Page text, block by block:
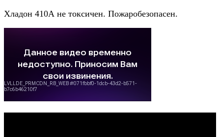
Хладон 410А не токсичен. Пожаробезопасен.